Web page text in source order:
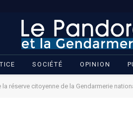
SOCIÉTÉ OPINION
réserve citoyenne de la Gendarmerie